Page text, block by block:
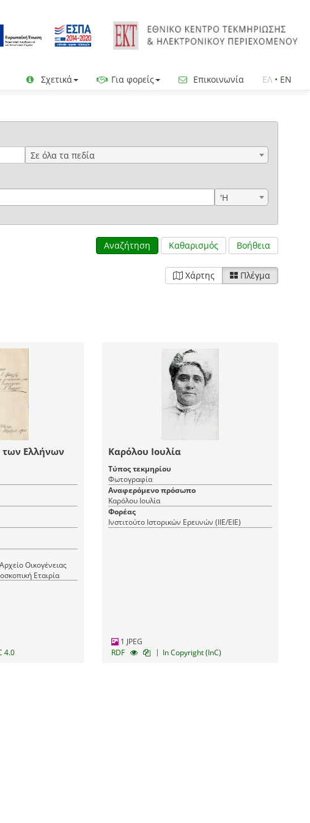
Σχετικά Για φορείς Επικοινωνία ΕΛ • EN
Σε όλα τα πεδία
'Η
Αναζήτηση Καθαρισμός Βοήθεια
Χάρτης Πλέγμα
των Ελλήνων
Οικογένειας
Εταιρία
4.0
Καρόλου Ιουλία
Τύπος τεκμηρίου
Φωτογραφία
Αναφερόμενο πρόσωπο
Καρόλου Ιουλία
Φορέας
Ινστιτούτο Ιστορικών Ερευνών (ΙΙΕ/ΕΙΕ)
1 JPEG
RDF
| In Copyright (InC)